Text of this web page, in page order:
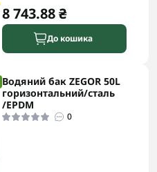
8 743.88 ₴
До кошика
Водяний бак ZEGOR 50L
горизонтальний/сталь
/EPDM
0